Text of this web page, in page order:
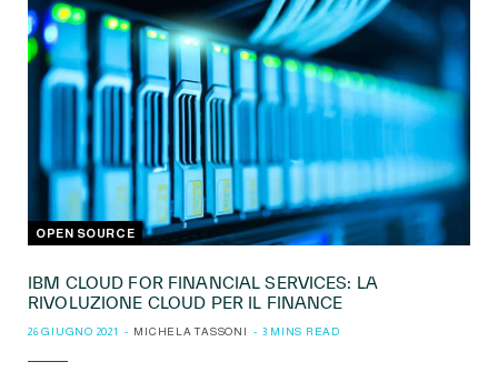
OPEN SOURCE
IBM CLOUD FOR FINANCIAL SERVICES: LA
RIVOLUZIONE CLOUD PER IL FINANCE
26 GIUGNO 2021 MICHELA TASSONI 3 MINS READ